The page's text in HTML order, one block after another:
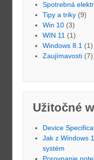
Spotrebná
Tipy a triky (9)
Win 10 (3)
WIN 11 (1)
Windows 8.1 (1)
Zaujímavosti (7)
Užitočné
Device
Jak z Windows
systém